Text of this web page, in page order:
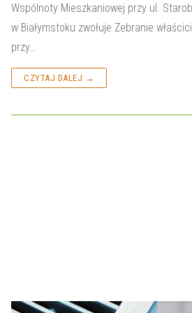
Wspólnoty Mieszkaniowej przy ul.
w Białymstoku zwołuje Zebranie
przy…
CZYTAJ DALEJ →